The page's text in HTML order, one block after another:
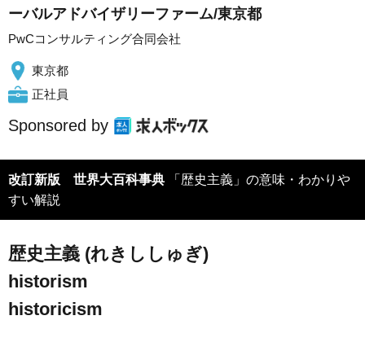
ーバルアドバイザリーファーム/東京都
PwCコンサルティング合同会社
東京都
正社員
Sponsored by
改訂新版 世界大百科事典 「歴史主義」の意味・わかりや
すい解説
歴史主義 (れきししゅぎ)
historism
historicism